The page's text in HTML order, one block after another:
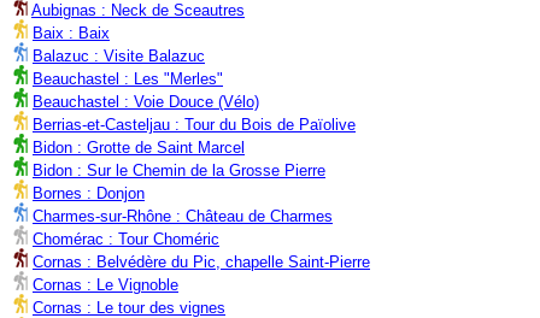
Aubignas : Neck de Sceautres
Baix : Baix
Balazuc : Visite Balazuc
Beauchastel : Les "Merles"
Beauchastel : Voie Douce (Vélo)
Berrias-et-Casteljau : Tour du Bois de Païolive
Bidon : Grotte de Saint Marcel
Bidon : Sur le Chemin de la Grosse Pierre
Bornes : Donjon
Charmes-sur-Rhône : Château de Charmes
Chomérac : Tour Choméric
Cornas : Belvédère du Pic, chapelle Saint-Pierre
Cornas : Le Vignoble
Cornas : Le tour des vignes